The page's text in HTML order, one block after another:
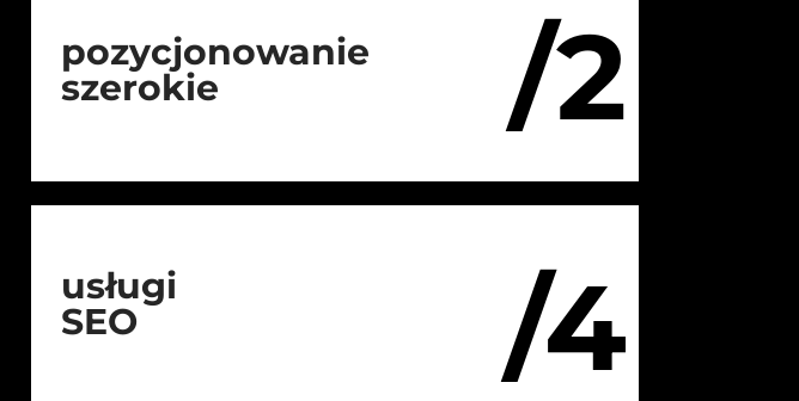
/2
pozycjonowanie
szerokie
/4
usługi
SEO